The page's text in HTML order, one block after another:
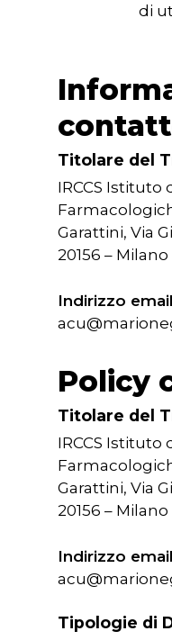
di
Titolare del
IRCCS Istituto
Garattini, Via
20156 – Milano
Indirizzo
Policy
Titolare del
IRCCS Istituto
Garattini, Via
20156 – Milano
Indirizzo
Tipologie di